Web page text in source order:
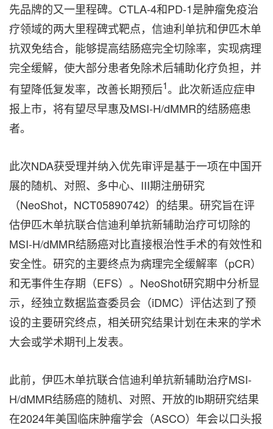
先品牌的又一里程碑。CTLA-4和PD-1是肿瘤免疫治
疗领域的两大里程碑式靶点，信迪利单抗和伊匹木单
抗双免结合，能够提高结肠癌完全切除率，实现病理
完全缓解，使大部分患者免除术后辅助化疗负担，并
有望降低复发率，改善长期预后1。此次新适应症申
报上市，将有望尽早惠及MSI-H/dMMR的结肠癌患
者。
此次NDA获受理并纳入优先审评是基于一项在中国开
展的随机、对照、多中心、III期注册研究
（NeoShot，NCT05890742）的结果。研究旨在评
估伊匹木单抗联合信迪利单抗新辅助治疗可切除的
MSI-H/dMMR结肠癌对比直接根治性手术的有效性和
安全性。研究的主要终点为病理完全缓解率（pCR）
和无事件生存期（EFS）。NeoShot研究期中分析显
示，经独立数据监查委员会（iDMC）评估达到了预
设的主要研究终点，相关研究结果计划在未来的学术
大会或学术期刊上发表。
此前，伊匹木单抗联合信迪利单抗新辅助治疗MSI-
H/dMMR结肠癌的随机、对照、开放的Ib期研究结果
在2024年美国临床肿瘤学会（ASCO）年会以口头报